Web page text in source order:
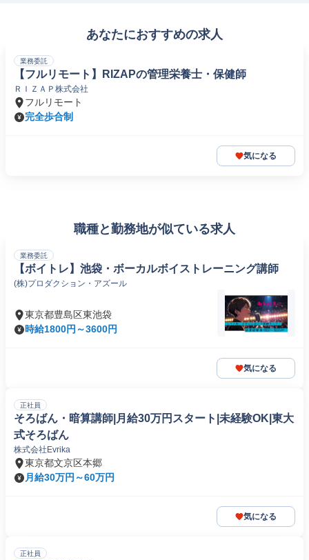
あなたにおすすめの求人
業務委託
【フルリモート】RIZAPの管理栄養士・保健師
ＲＩＺＡＰ株式会社
フルリモート
完全歩合制
気になる
職種と勤務地が似ている求人
業務委託
【ボイトレ】池袋・ボーカルボイストレーニング講師
(株)プロダクション・アズール
東京都豊島区東池袋
時給1800円～3600円
気になる
正社員
そろばん・暗算講師|月給30万円スタート|未経験OK|東大
式そろばん
株式会社Evrika
東京都文京区本郷
月給30万円～60万円
気になる
正社員